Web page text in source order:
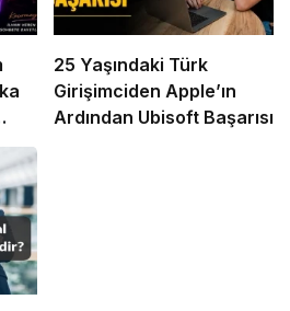
25 Yaşındaki Türk
Girişimciden Apple’ın
Ardından Ubisoft Başarısı